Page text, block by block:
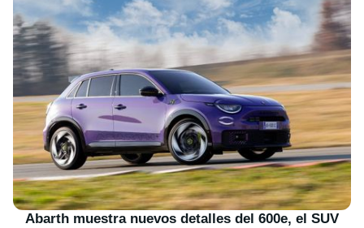
Abarth muestra nuevos detalles del 600e, el SUV